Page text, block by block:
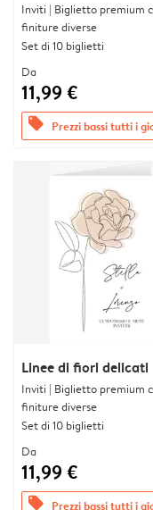
Inviti | Biglietto premium
finiture diverse
Set di 10 biglietti
Da
11,99 €
offers Prezzi bassi tutti i
Linee di fiori delicati
Inviti | Biglietto premium
finiture diverse
Set di 10 biglietti
Da
11,99 €
offers Prezzi bassi tutti i